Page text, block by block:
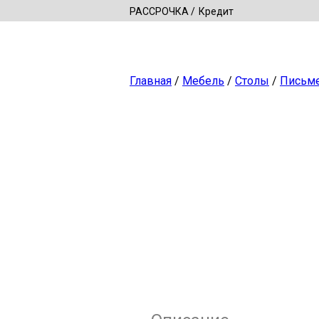
РАССРОЧКА Кредит
Главная / Мебель / Столы /